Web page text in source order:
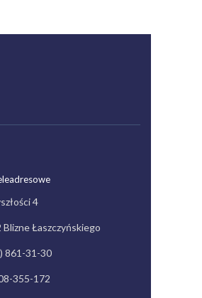
4
Łaszczyńskiego
861-31-30
355-172